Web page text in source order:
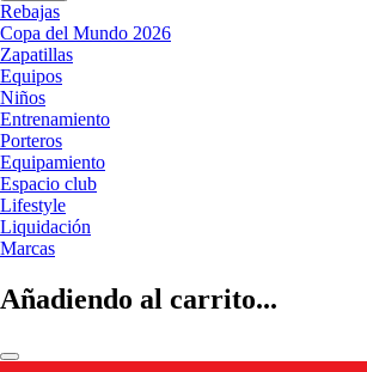
Rebajas
Copa del Mundo 2026
Zapatillas
Equipos
Niños
Entrenamiento
Porteros
Equipamiento
Espacio club
Lifestyle
Liquidación
Marcas
Añadiendo al carrito...